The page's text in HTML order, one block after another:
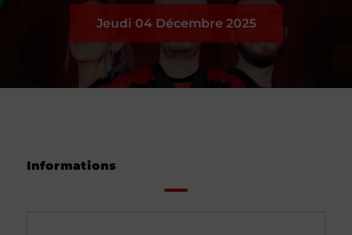
Jeudi 04 Décembre 2025
Informations